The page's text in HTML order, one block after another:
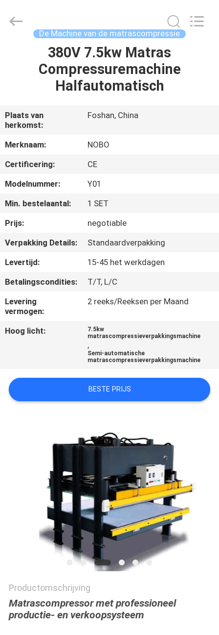
PRODUCTEN
OVER
ONS
FABRIEKSREIS
CONTACTEER
ONS
ALLE
GEVALLEN
SITEMAP
Ltd..
De Machine van de matrascompressie
380V 7.5kw Matras
Compressuremachine
Halfautomatisch
Plaats van
herkomst:
Foshan, China
Merknaam:
NOBO
Certificering:
CE
Modelnummer:
Y01
Min. bestelaantal:
1 SET
Prijs:
negotiable
Verpakking Details:
Standaardverpakking
Levertijd:
15-45 het werkdagen
Betalingscondities:
T/T, L/C
Levering
vermogen:
2 reeks/Reeksen per Maand
Hoog licht:
7.5kw
matrascompressieverpakkingsmachine
,
Semi-automatische
matrascompressieverpakkingsmachine
BESTE PRIJS
Productomschrijving
Matrascompressor met professioneel
productie- en verkoopsysteem